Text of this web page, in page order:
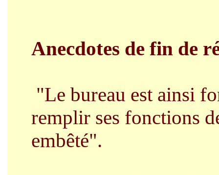
Anecdotes de fin de
"Le bureau est ainsi
remplir ses fonctions
embêté".